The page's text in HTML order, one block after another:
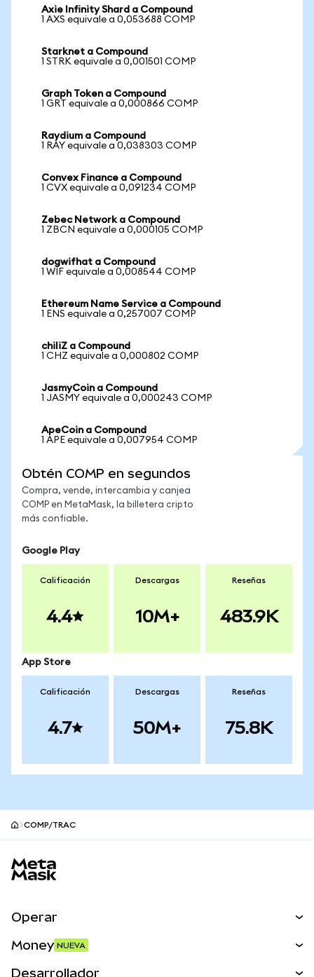
Axie Infinity Shard a Compound
1 AXS equivale a 0,053688 COMP
Starknet a Compound
1 STRK equivale a 0,001501 COMP
Graph Token a Compound
1 GRT equivale a 0,000866 COMP
Raydium a Compound
1 RAY equivale a 0,038303 COMP
Convex Finance a Compound
1 CVX equivale a 0,091234 COMP
Zebec Network a Compound
1 ZBCN equivale a 0,000105 COMP
dogwifhat a Compound
1 WIF equivale a 0,008544 COMP
Ethereum Name Service a Compound
1 ENS equivale a 0,257007 COMP
chiliZ a Compound
1 CHZ equivale a 0,000802 COMP
JasmyCoin a Compound
1 JASMY equivale a 0,000243 COMP
ApeCoin a Compound
1 APE equivale a 0,007954 COMP
Obtén COMP en segundos
Compra, vende, intercambia y canjea
COMP en MetaMask, la billetera cripto
más confiable.
Google Play
Calificación
4.4
Descargas
10M+
Reseñas
483.9K
App Store
Calificación
4.7
Descargas
50M+
Reseñas
75.8K
COMP/TRAC
Operar
Money NUEVA
Desarrollador